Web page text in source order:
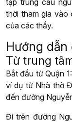
thời tham gia vào
của các thầy.
Hướng dẫn
Từ trung
Bắt đầu từ Quận
ví dụ từ Nhà thờ
đến đường
Đi trên đường